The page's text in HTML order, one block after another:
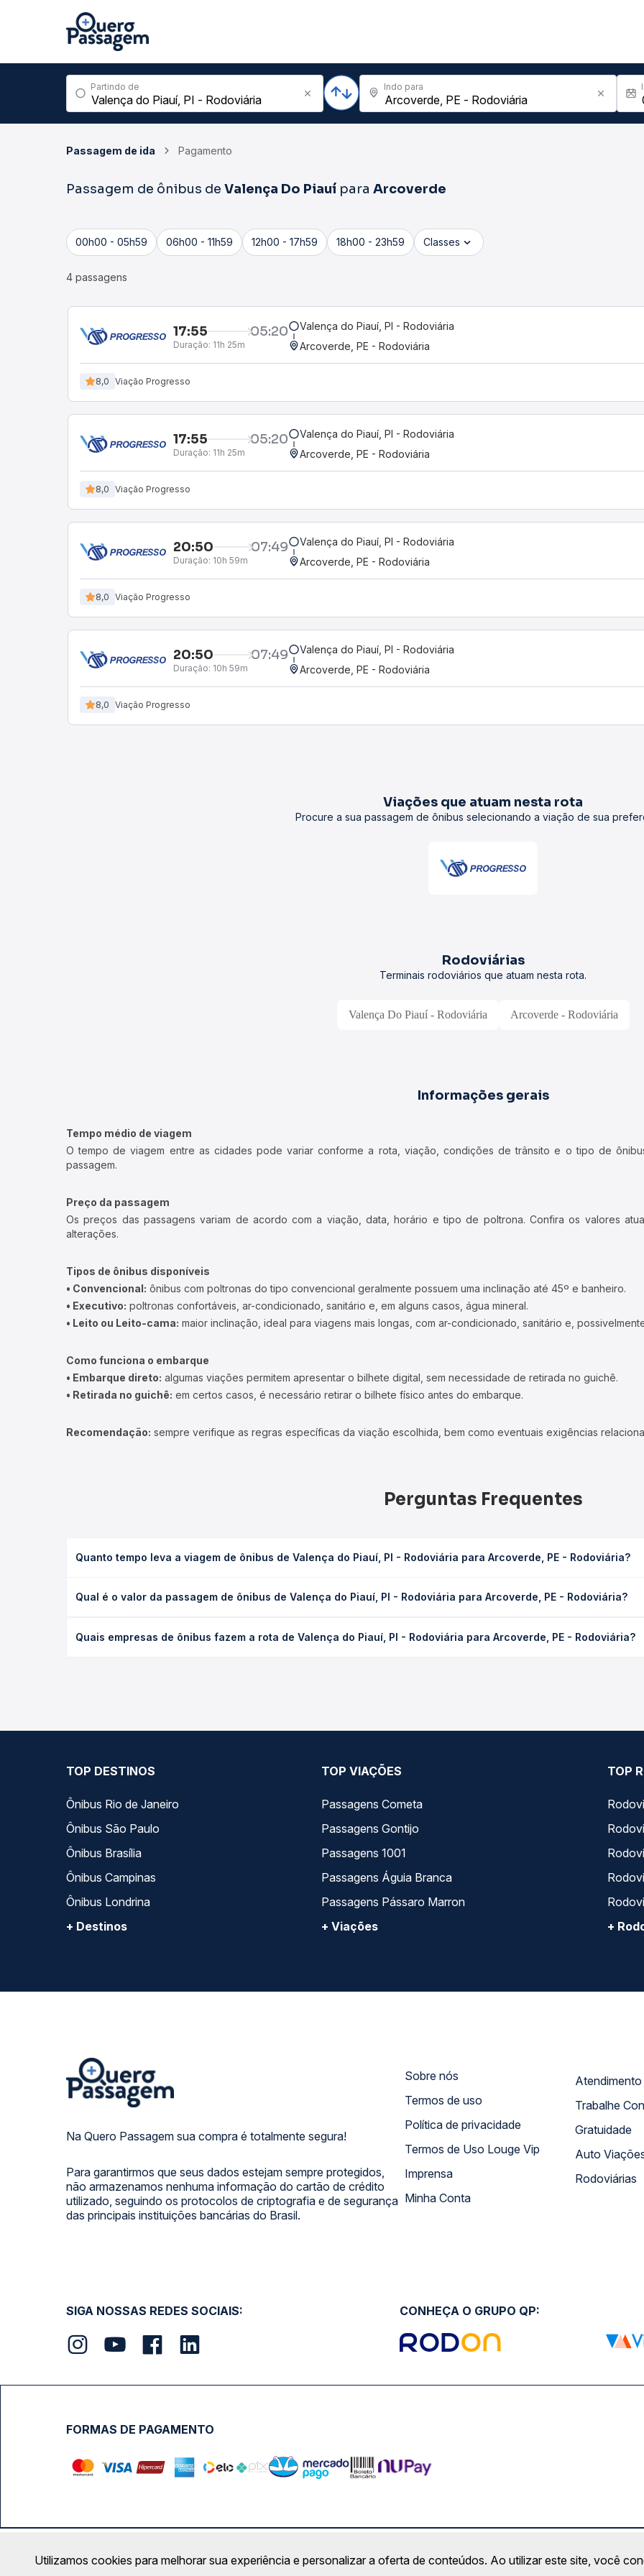
Partindo de Indo para
Passagem de ida Pagamento
Passagem de ônibus de Valença Do Piauí para Arcoverde
00h00 - 05h59 06h00 - 11h59 12h00 - 17h59 18h00 - 23h59 Classes
4 passagens
17:55 05:20
Duração: 11h 25m
Valença do Piauí, PI - Rodoviária
Arcoverde, PE - Rodoviária
8,0 Viação Progresso
17:55 05:20
Duração: 11h 25m
Valença do Piauí, PI - Rodoviária
Arcoverde, PE - Rodoviária
8,0 Viação Progresso
20:50 07:49
Duração: 10h 59m
Valença do Piauí, PI - Rodoviária
Arcoverde, PE - Rodoviária
8,0 Viação Progresso
20:50 07:49
Duração: 10h 59m
Valença do Piauí, PI - Rodoviária
Arcoverde, PE - Rodoviária
8,0 Viação Progresso
Viações que atuam nesta rota
Procure a sua passagem de ônibus selecionando a viação de sua
Rodoviárias
Terminais rodoviários que atuam nesta rota.
Valença Do Piauí - Rodoviária Arcoverde - Rodoviária
Informações gerais
Tempo médio de viagem
O tempo de viagem entre as cidades pode variar conforme a rota, viação, condições de trânsito e o tipo de
passagem.
Preço da passagem
Os preços das passagens variam de acordo com a viação, data, horário e tipo de poltrona. Confira os valores
alterações.
Tipos de ônibus disponíveis
• Convencional: ônibus com poltronas do tipo convencional geralmente possuem uma inclinação até 45º e banheiro.
• Executivo: poltronas confortáveis, ar-condicionado, sanitário e, em alguns casos, água mineral.
• Leito ou Leito-cama: maior inclinação, ideal para viagens mais longas, com ar-condicionado, sanitário e,
Como funciona o embarque
• Embarque direto: algumas viações permitem apresentar o bilhete digital, sem necessidade de retirada no guichê.
• Retirada no guichê: em certos casos, é necessário retirar o bilhete físico antes do embarque.
Recomendação: sempre verifique as regras específicas da viação escolhida, bem como eventuais exigências
Perguntas Frequentes
Quanto tempo leva a viagem de ônibus de Valença do Piauí, PI - Rodoviária para Arcoverde, PE - Rodoviária?
(convencional, executivo ou leito) e as condições de tráfego. Na Quero Passagem você consulta os horários
Qual é o valor da passagem de ônibus de Valença do Piauí, PI - Rodoviária para Arcoverde, PE - Rodoviária?
empresa, o tipo de poltrona e a antecedência da compra. Na Quero Passagem você compara os preços de todas as
Quais empresas de ônibus fazem a rota de Valença do Piauí, PI - Rodoviária para Arcoverde, PE - Rodoviária?
TOP DESTINOS
Ônibus Rio de Janeiro
Ônibus São Paulo
Ônibus Brasília
Ônibus Campinas
Ônibus Londrina
+ Destinos
TOP VIAÇÕES
Passagens Cometa
Passagens Gontijo
Passagens 1001
Passagens Águia Branca
Passagens Pássaro Marron
+ Viações
TOP
+
Na Quero Passagem sua compra é totalmente segura!
Para garantirmos que seus dados estejam sempre protegidos,
não armazenamos nenhuma informação do cartão de crédito
utilizado, seguindo os protocolos de criptografia e de segurança
das principais instituições bancárias do Brasil.
Sobre nós
Termos de uso
Política de privacidade
Termos de Uso Louge Vip
Imprensa
Minha Conta
Trabalhe
Gratuidade
Auto
Rodoviárias
SIGA NOSSAS REDES SOCIAIS: CONHEÇA O GRUPO QP:
FORMAS DE PAGAMENTO
Calçada das Margaridas, 163 - Sala 02 - Condomínio Centro Comercial Alphaville, Barueri - SP | CEP: 06453-038 |
Utilizamos cookies para melhorar sua experiência e personalizar a oferta de conteúdos. Ao utilizar este site, você